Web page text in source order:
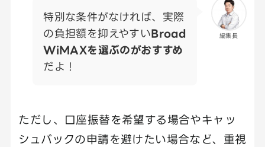
編集長
特別な条件がなければ、実際
の負担額を抑えやすいBroad
WiMAXを選ぶのがおすすめ
だよ！
ただし、口座振替を希望する場合やキャッ
シュバックの申請を避けたい場合など、重視